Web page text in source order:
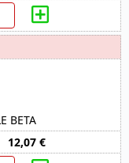
BETA
12,07 €